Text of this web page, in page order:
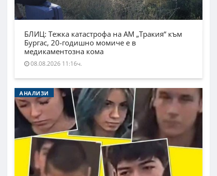
БЛИЦ: Тежка катастрофа на АМ „Тракия“ към
Бургас, 20-годишно момиче е в
медикаментозна кома
08.08.2026 11:16ч.
АНАЛИЗИ